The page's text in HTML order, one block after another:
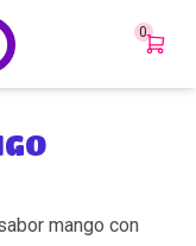
0
mango con